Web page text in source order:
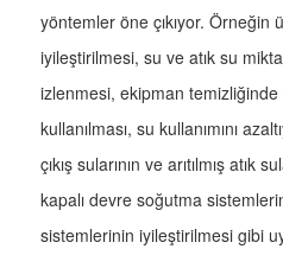
yöntemler öne çıkıyor. Örneğin
iyileştirilmesi, su ve atık su
izlenmesi, ekipman temizliğinde
kullanılması, su kullanımını
çıkış sularının ve arıtılmış atık
kapalı devre soğutma
sistemlerinin iyileştirilmesi gibi